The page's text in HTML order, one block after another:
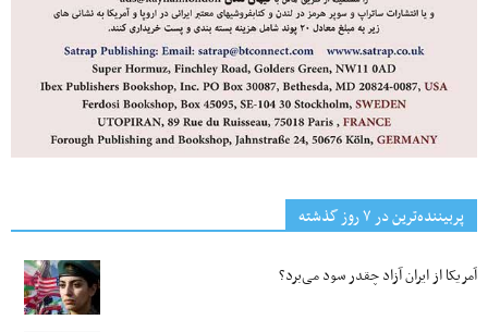
پربیننده‌ترین‌ در ۷ روز گذشته
آمریکا از ایران آزاد چقدر سود می‌برد؟